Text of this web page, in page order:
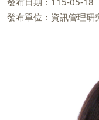
發布單位：資訊管理研